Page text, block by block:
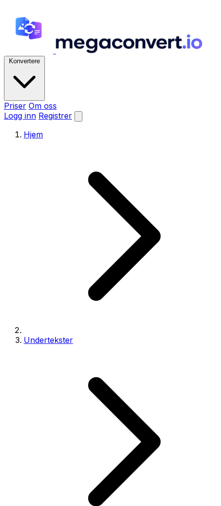
Konvertere
Priser Om oss
Logg inn Registrer
Hjem
Undertekster